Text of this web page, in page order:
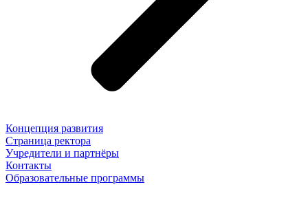
Концепция развития
Страница ректора
Учредители и партнёры
Контакты
Образовательные программы